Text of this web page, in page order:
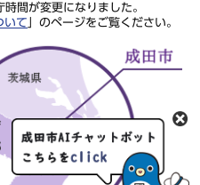
間が変更になりました。
いて 」のページをご覧ください。